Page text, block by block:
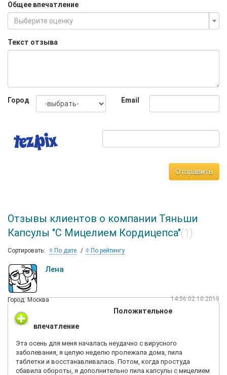
Общее впечатление
Выберите оценку
Текст отзыва
Город Email
Отправить
Отзывы клиентов о компании Тяньши
Капсулы "С Мицелием Кордицепса"(1)
Сортировать: По дате По рейтингу
Лена
Город: Москва 14:56 02.10.2019
Положительное
впечатление
Эта осень для меня началась неудачно с вирусного
заболевания, я целую неделю пролежала дома, пила
таблетки и восстанавливалась. Потом, когда простуда
сбавила обороты, я дополнительно пила капсулы с мицелием